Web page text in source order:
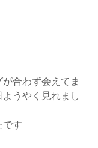
合わず会えてま
うやく見れまし
です